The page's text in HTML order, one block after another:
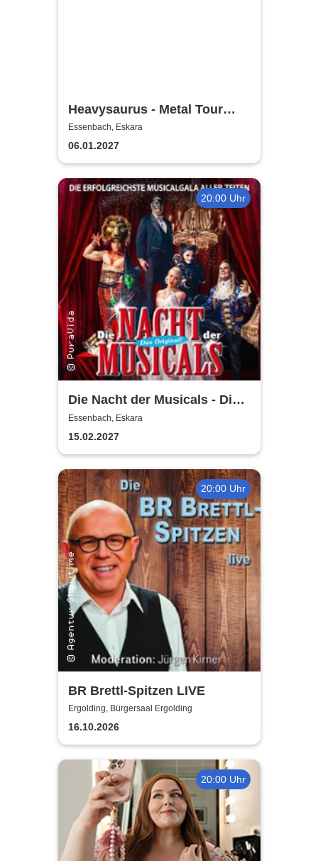
Heavysaurus - Metal Tour
2026/27
Essenbach, Eskara
06.01.2027
20:00 Uhr
Die Nacht der Musicals - Die
erfolgreichste Musicalgala
aller Zeiten
Essenbach, Eskara
15.02.2027
20:00 Uhr
BR Brettl-Spitzen LIVE
Ergolding, Bürgersaal Ergolding
16.10.2026
20:00 Uhr